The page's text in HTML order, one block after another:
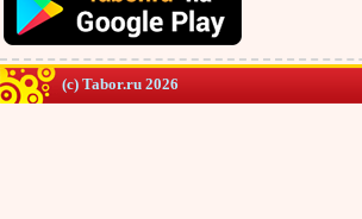
(c) Tabor.ru 2026